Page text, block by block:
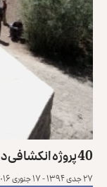
40 پروژه انکشافی در ولایت کنر به بهره برداری رسید
۲۷ جدی ۱۳۹۴ - ۱۷ جنوری ۲۰۱۶